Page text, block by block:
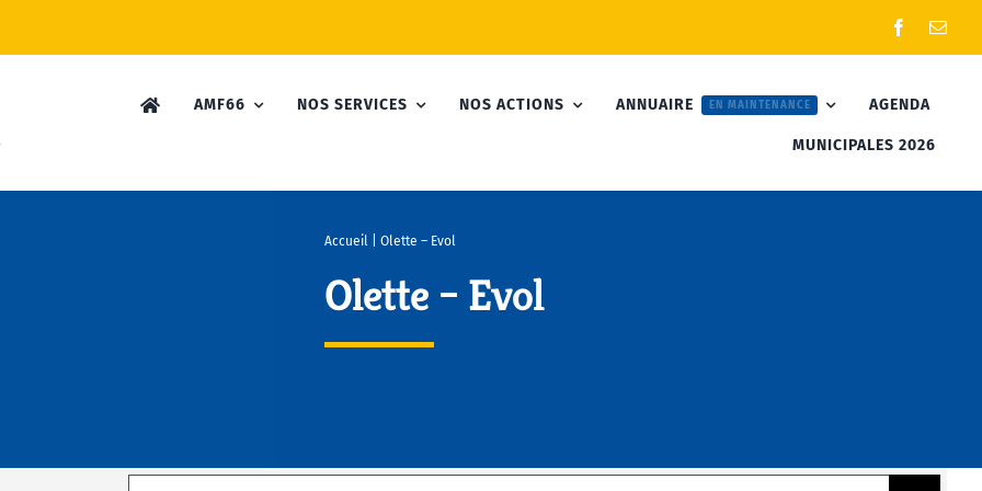
AMF66 NOS SERVICES NOS ACTIONS ANNUAIRE EN MAINTENANCE AGENDA
MUNICIPALES 2026
Accueil| Olette – Evol
Olette – Evol